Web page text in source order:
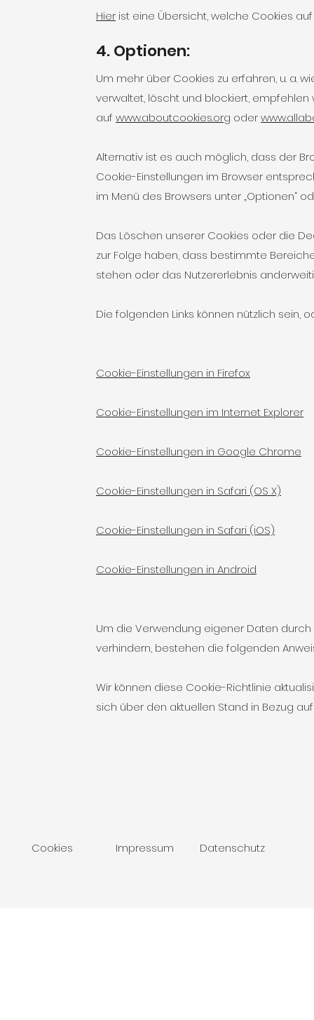
Hier ist eine Übersicht, welche Cookies
4. Optionen:
Um mehr über Cookies zu erfahren, u. a.
verwaltet, löscht und blockiert, empfehlen
auf www.aboutcookies.org oder
Alternativ ist es auch möglich, dass der
Cookie-Einstellungen im Browser
im Menü des Browsers unter „Optionen“
Das Löschen unserer Cookies oder die
zur Folge haben, dass bestimmte
stehen oder das Nutzererlebnis
Die folgenden Links können nützlich sein,
Cookie-Einstellungen in Firefox
Cookie-Einstellungen im Internet Explorer
Cookie-Einstellungen in Google Chrome
Cookie-Einstellungen in Safari (OS X)
Cookie-Einstellungen in Safari (iOS)
Cookie-Einstellungen in Android
Um die Verwendung eigener Daten
verhindern, bestehen die folgenden
Wir können diese Cookie-Richtlinie
sich über den aktuellen Stand in Bezug
Cookies Impressum Datenschutz